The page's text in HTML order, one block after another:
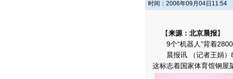
时间：2006年09月04日11:54
【来源：北京晨报】
9个“机器人”背着2800
晨报讯 （记者王娟）8
这标志着国家体育馆钢屋